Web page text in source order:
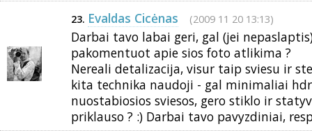
23. Evaldas Cicėnas (2009 11 20 13:13)
Darbai tavo labai geri, gal (jei
pakomentuot apie sios foto atlikima ?
Nereali detalizacija, visur taip sviesu ir
kita technika naudoji - gal minimaliai
nuostabiosios sviesos, gero stiklo ir
priklauso ? :) Darbai tavo pavyzdiniai,